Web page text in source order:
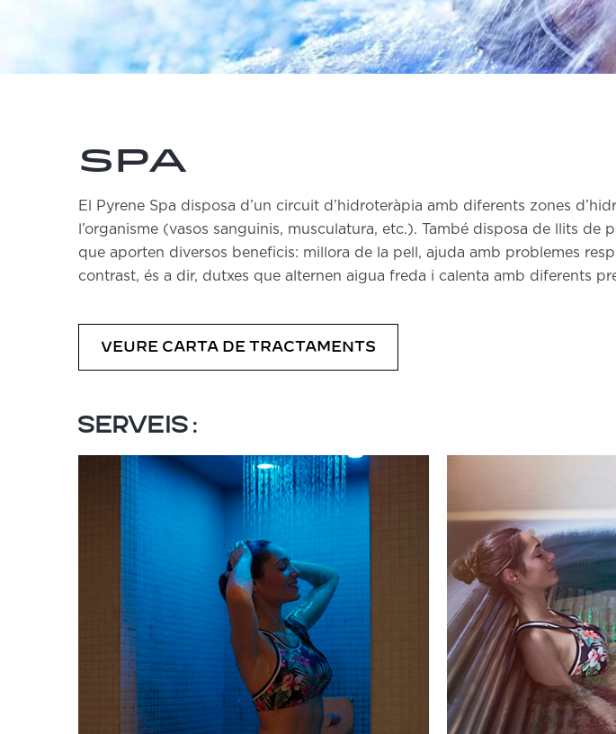
Spa
El Pyrene Spa disposa d’un circuit d’hidroteràpia amb diferents zones
l’organisme (vasos sanguinis, musculatura, etc.). També disposa de llits
que aporten diversos beneficis: millora de la pell, ajuda amb problemes
contrast, és a dir, dutxes que alternen aigua freda i calenta amb diferents
VEURE CARTA DE TRACTAMENTS
Serveis: